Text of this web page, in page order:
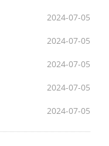
2024-07-05
2024-07-05
2024-07-05
2024-07-05
2024-07-05